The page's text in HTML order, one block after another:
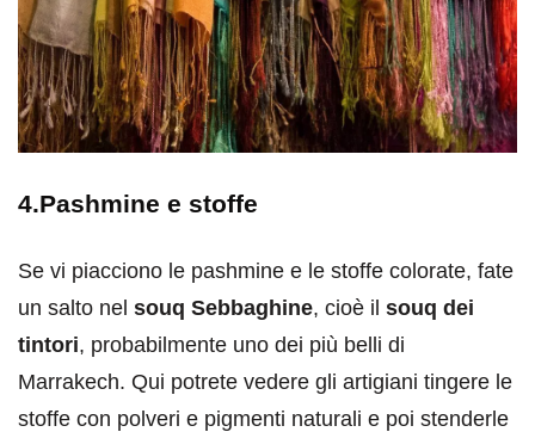
4.Pashmine e stoffe
Se vi piacciono le pashmine e le stoffe colorate, fate
un salto nel souq Sebbaghine, cioè il souq dei
tintori, probabilmente uno dei più belli di
Marrakech. Qui potrete vedere gli artigiani tingere le
stoffe con polveri e pigmenti naturali e poi stenderle